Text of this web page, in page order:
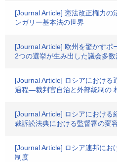
[Journal Article] 憲法改正権力
ンガリー基本法の世界
[Journal Article] 欧州を驚かす
2つの選挙が生み出した議会多数
[Journal Article] ロシアにおける
過程―裁判官自治と外部統制の
[Journal Article] ロシアにおけ
裁訴訟法典における監督審の変
[Journal Article] ロシア連邦にお
制度